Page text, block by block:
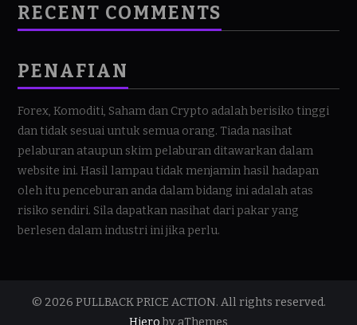
RECENT COMMENTS
PENAFIAN
Forex, Komoditi, Saham dan Crypto adalah berisiko tinggi
dan tidak sesuai untuk semua orang. Tiada nasihat
pelaburan ataupun skim pelaburan ditawarkan dalam
website ini. Hasil lampau tidak menjamin hasil hadapan
oleh itu penceburan anda dalam bidang ini adalah atas
risiko sendiri. Sila dapatkan nasihat dari pakar yang
berlesen dalam industri ini jika perlu.
© 2026 PULLBACK PRICE ACTION. All rights reserved.
Hieroby aThemes